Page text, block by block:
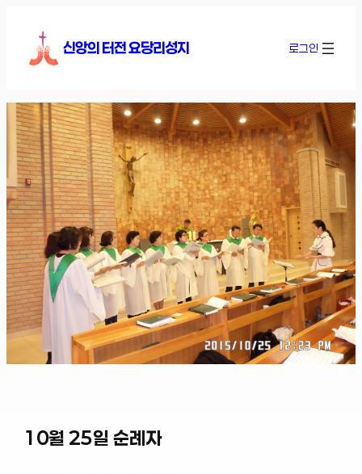
로
가
기
신앙의 터전 요당리성지 로그인
10월 25일 순례자